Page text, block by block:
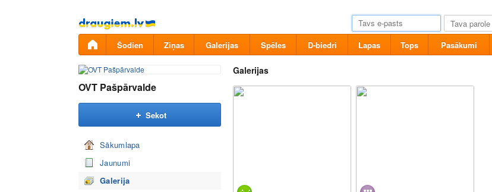
Pāriet
uz
saturu
Šodien Ziņas Galerijas Spēles D-biedri Lapas Tops Pasākumi
OVT Pašpārvalde
Sekot
Sākumlapa
Jaunumi
Galerija
Galerijas